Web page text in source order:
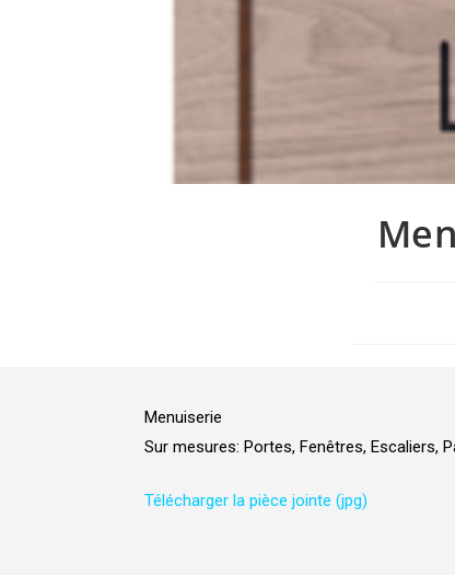
Menuiserie
Sur mesures: Portes, Fenêtres, Escaliers,
Télécharger la pièce jointe (jpg)